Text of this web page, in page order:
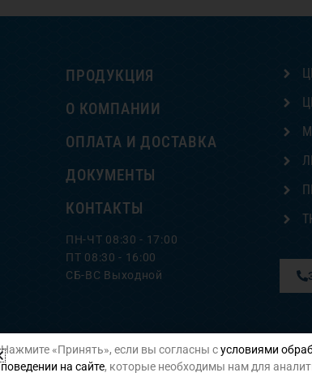
ПРОДУКЦИЯ
О КОМПАНИИ
ОПЛАТА И ДОСТАВКА
ДОКУМЕНТЫ
КОНТАКТЫ
ПН-ЧТ 08:30 - 17:00
ПТ 08:30 - 16:00
СБ-ВС Выходной
Политика
Нажмите «Принять», если вы согласны сусловиями
поведении на сайте, которые необходимы нам для